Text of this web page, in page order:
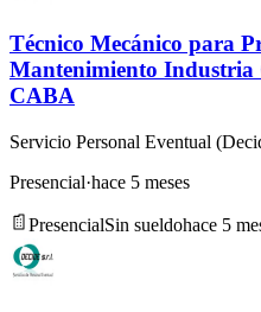
Técnico Mecánico para
Mantenimiento Industria
CABA
Servicio Personal Eventual
Presencial·hace 5 meses
PresencialSin sueldohace 5